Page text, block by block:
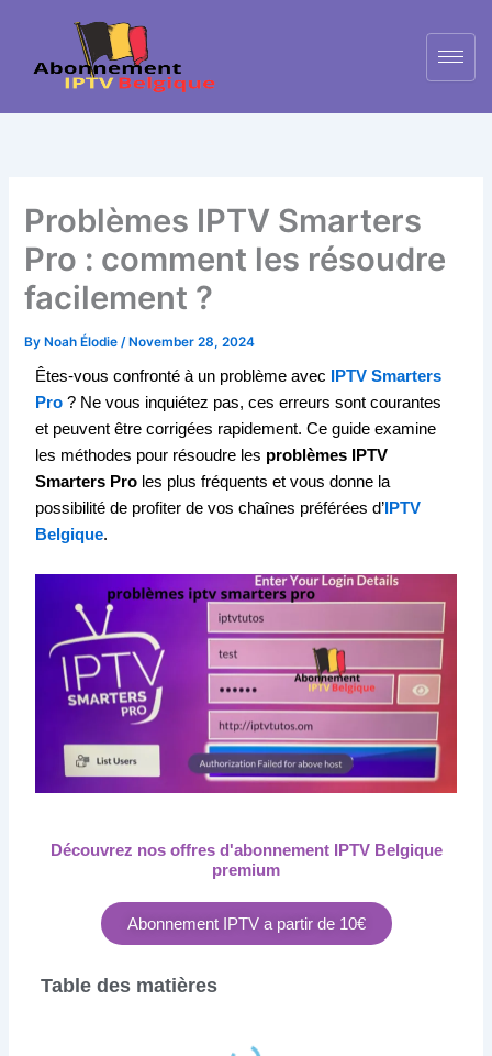
content
Problèmes IPTV Smarters
Pro : comment les résoudre
facilement ?
By Noah Élodie/ November 28, 2024
Êtes-vous confronté à un problème avec
IPTV Smarters
Pro ? Ne vous inquiétez pas, ces erreurs sont courantes
et peuvent être corrigées rapidement. Ce guide examine
les méthodes pour résoudre les problèmes IPTV
Smarters Pro les plus fréquents et vous donne la
possibilité de profiter de vos chaînes préférées d’ IPTV
Belgique.
Découvrez nos offres d'abonnement IPTV Belgique
premium
Abonnement IPTV a partir de 10€
Table des matières